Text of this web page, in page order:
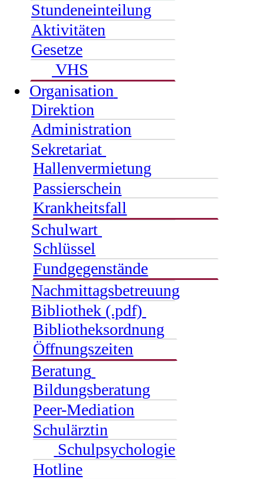
Stundeneinteilung
Aktivitäten
Gesetze
VHS
Organisation
Direktion
Administration
Sekretariat
Hallenvermietung
Passierschein
Krankheitsfall
Schulwart
Schlüssel
Fundgegenstände
Nachmittagsbetreuung
Bibliothek (.pdf)
Bibliotheksordnung
Öffnungszeiten
Beratung
Bildungsberatung
Peer-Mediation
Schulärztin
Schulpsychologie
Hotline